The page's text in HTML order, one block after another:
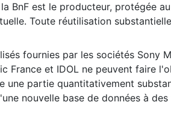
BnF est le producteur, protégée
Toute réutilisation
fournies par les sociétés Sony
France et IDOL ne peuvent faire
une partie quantitativement
nouvelle base de données à des